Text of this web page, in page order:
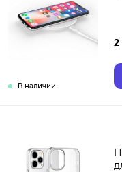
В наличии